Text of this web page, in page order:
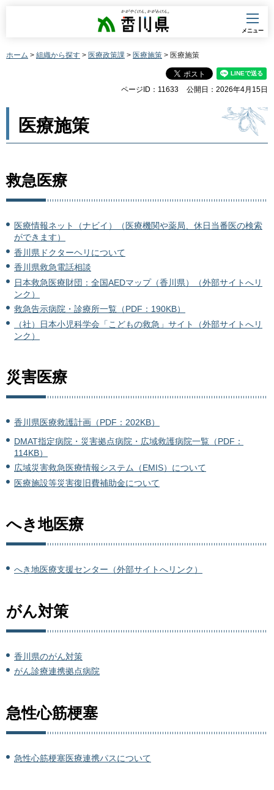
香川県
メニュー
ホーム > 組織から探す > 医療政策課 > 医療施策 > 医療施策
ページID：11633 公開日：2026年4月15日
医療施策
救急医療
医療情報ネット（ナビイ）（医療機関や薬局、休日当番医の検索
ができます）
香川県ドクターヘリについて
香川県救急電話相談
日本救急医療財団：全国AEDマップ（香川県）（外部サイトへリ
ンク）
救急告示病院・診療所一覧（PDF：190KB）
（社）日本小児科学会「こどもの救急」サイト（外部サイトへリ
ンク）
災害医療
香川県医療救護計画（PDF：202KB）
DMAT指定病院・災害拠点病院・広域救護病院一覧（PDF：
114KB）
広域災害救急医療情報システム（EMIS）について
医療施設等災害復旧費補助金について
へき地医療
へき地医療支援センター（外部サイトへリンク）
がん対策
香川県のがん対策
がん診療連携拠点病院
急性心筋梗塞
急性心筋梗塞医療連携パスについて